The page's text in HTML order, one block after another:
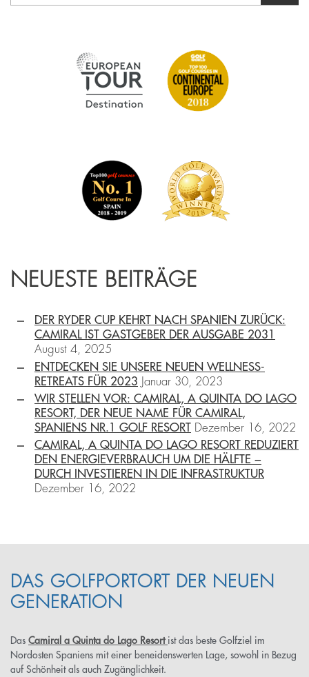
NEUESTE BEITRÄGE
DER RYDER CUP KEHRT NACH SPANIEN ZURÜCK:
CAMIRAL IST GASTGEBER DER AUSGABE 2031
August 4, 2025
ENTDECKEN SIE UNSERE NEUEN WELLNESS-
RETREATS FÜR 2023 Januar 30, 2023
WIR STELLEN VOR: CAMIRAL, A QUINTA DO LAGO
RESORT, DER NEUE NAME FÜR CAMIRAL,
SPANIENS NR.1 GOLF RESORT
Dezember 16, 2022
CAMIRAL, A QUINTA DO LAGO RESORT REDUZIERT
DEN ENERGIEVERBRAUCH UM DIE HÄLFTE −
DURCH INVESTIEREN IN DIE INFRASTRUKTUR
Dezember 16, 2022
DAS GOLFPORTORT DER NEUEN
GENERATION
Das Camiral a Quinta do Lago Resort ist das beste Golfziel im
Nordosten Spaniens mit einer beneidenswerten Lage, sowohl in Bezug
auf Schönheit als auch Zugänglichkeit.